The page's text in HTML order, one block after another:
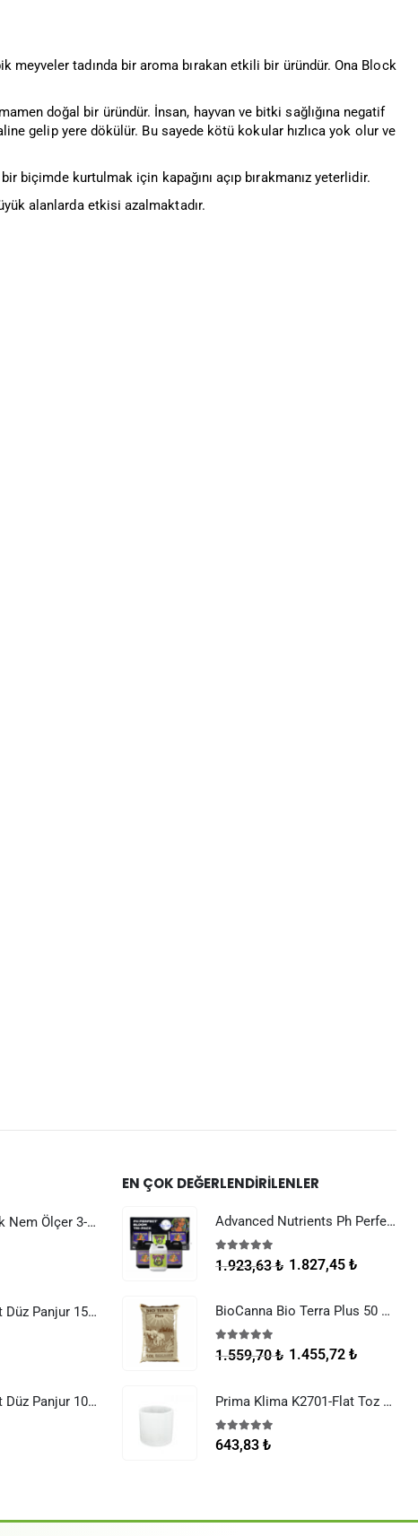
tadında bir aroma bırakan etkili bir üründür. Ona Block
doğal bir üründür. İnsan, hayvan ve bitki sağlığına negatif
gelip yere dökülür. Bu sayede kötü kokular hızlıca yok olur ve
biçimde kurtulmak için kapağını açıp bırakmanız yeterlidir.
alanlarda etkisi azalmaktadır.
Dijital Sıcaklık Nem Ölçer 3-1 Sensör Kablolu
Raksan Smart Düz Panjur 150 mm Sinek Telli
Raksan Smart Düz Panjur 100 mm Sinek Telli
EN ÇOK DEĞERLENDIRILENLER
Advanced Nutrients Ph Perfect Bloom Tri-Pack
5.00 5 üzerinden
1.923,63₺ 1.827,45 ₺
BioCanna Bio Terra Plus 50 Litre
5.005 üzerinden
1.559,70₺ 1.455,72 ₺
Prima Klima K2701-Flat Toz Filtresi (K2601-Flat Filtreler)
5.00 5 üzerinden
643,83 ₺